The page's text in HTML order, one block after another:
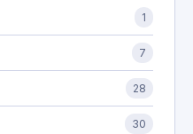
1
7
28
30